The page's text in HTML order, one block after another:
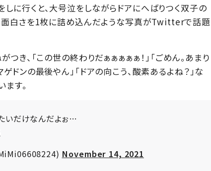
に行くと、大号泣をしながらドアにへばりつく双子の
面白さを1枚に詰め込んだような写真がTwitterで話題
き、「この世の終わりだぁぁぁぁぁ！」「ごめん。あまり
ドンの最後やん」「ドアの向こう、酸素あるよね？」な
す。
いだけなんだよぉ…
November 14, 2021